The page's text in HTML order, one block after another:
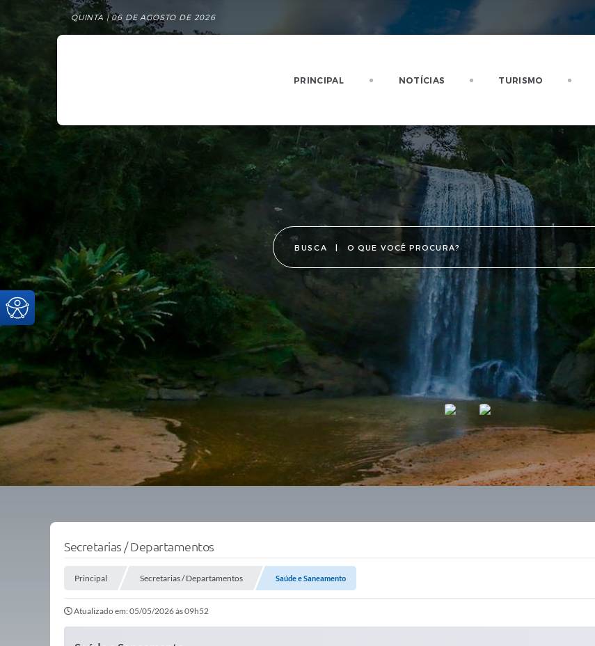
QUINTA | 06 DE AGOSTO DE 2026
PRINCIPAL NOTÍCIAS TURISMO
BUSCA
Secretarias / Departamentos
Principal Secretarias / Departamentos Saúde e Saneamento
Atualizado em: 05/05/2026 às 09h52